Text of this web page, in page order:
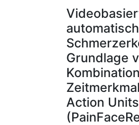
Research Data
Projects
People
Institutions
Awards
Grundlage
Action Units